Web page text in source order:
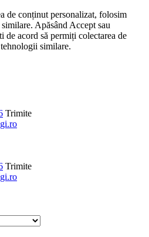
de conținut personalizat, folosim
Apăsând Accept sau
de acord să permiți colectarea de
similare.
Trimite
Trimite